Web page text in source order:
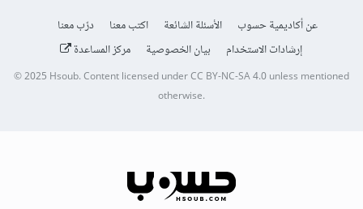
عن أكاديمية حسوب الأسئلة الشائعة اكتب معنا
درّب معنا
إرشادات الاستخدام
بيان الخصوصية مركز المساعدة
© 2025Hsoub.Content licensed underCC BY-NC-SA 4.0unless mentioned
otherwise.